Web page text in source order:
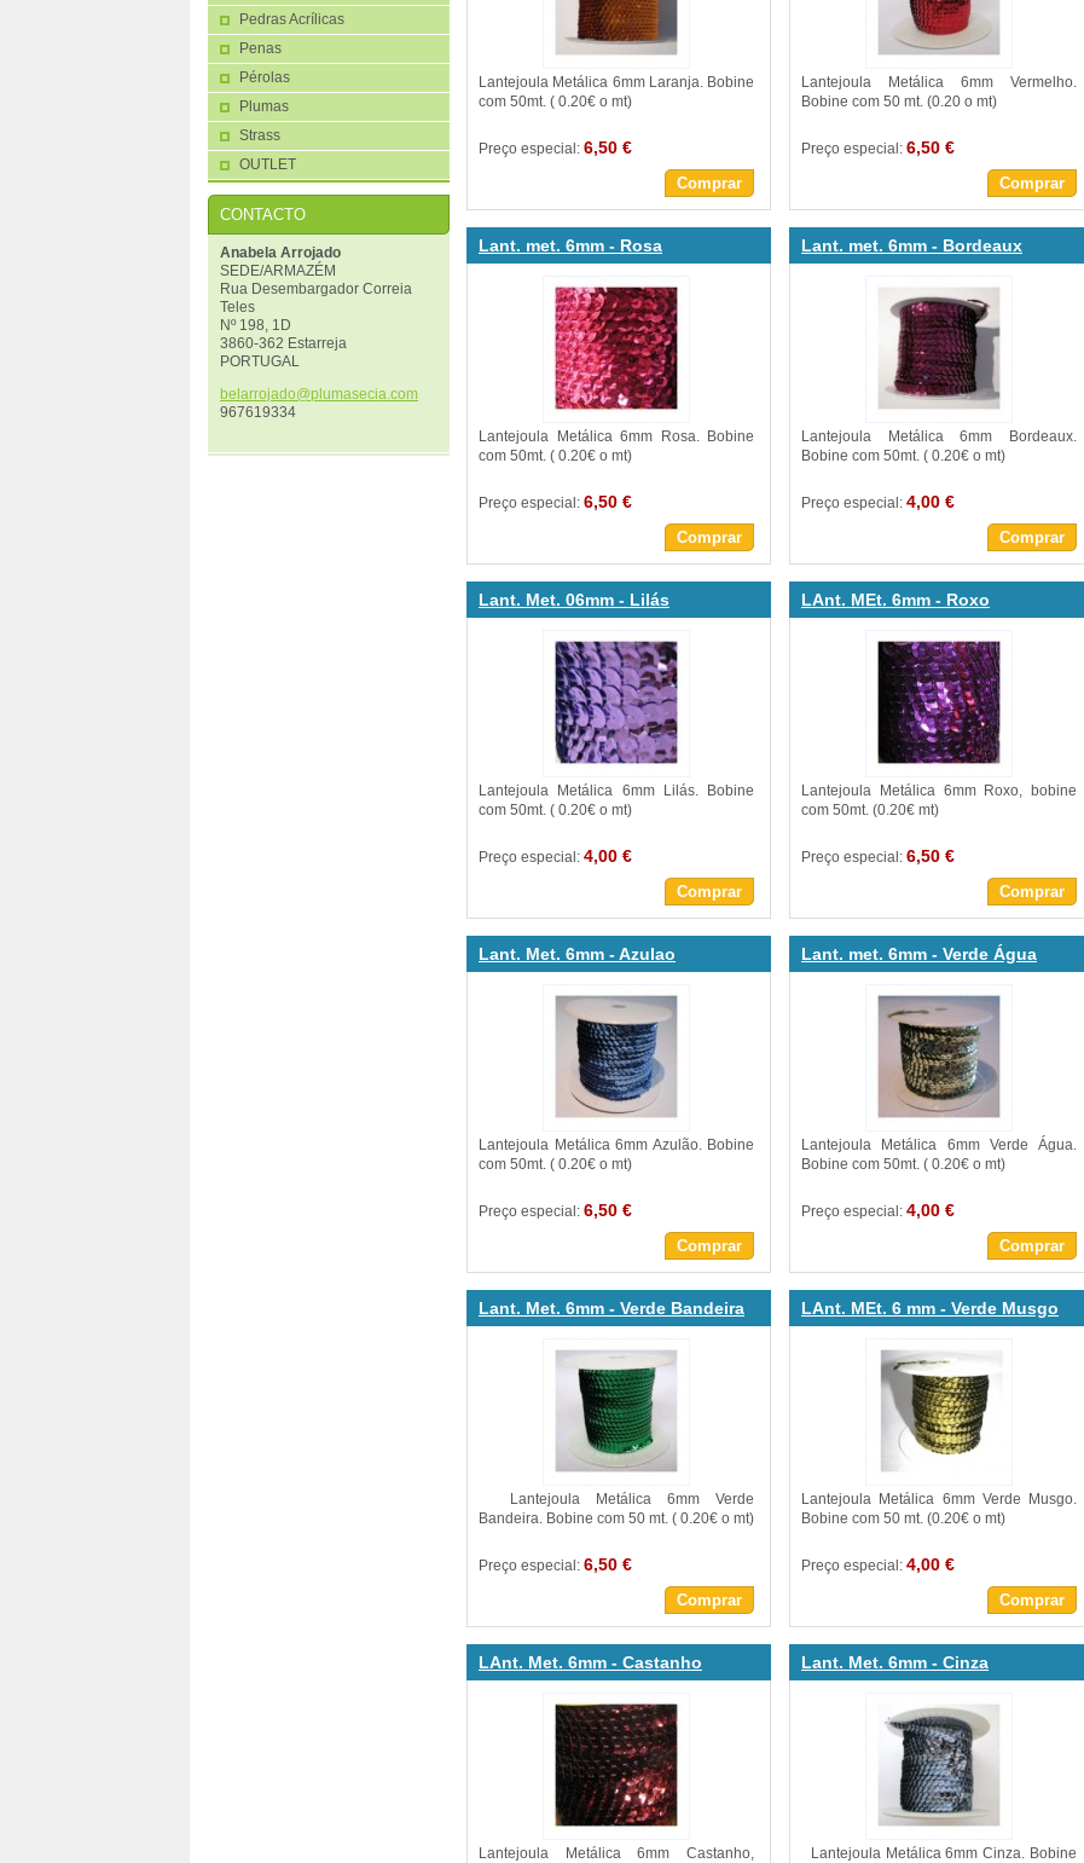
Lantejoula Metálica 6mm Laranja. Bobine
com 50mt. ( 0.20€ o mt)
Preço especial: 6,50 €
Comprar
Lantejoula Metálica 6mm Vermelho.
Bobine com 50 mt. (0.20 o mt)
Preço especial: 6,50 €
Comprar
Lant. met. 6mm - Rosa
Lantejoula Metálica 6mm Rosa. Bobine
com 50mt. ( 0.20€ o mt)
Preço especial: 6,50 €
Comprar
Lant. met. 6mm - Bordeaux
Lantejoula Metálica 6mm Bordeaux.
Bobine com 50mt. ( 0.20€ o mt)
Preço especial: 4,00 €
Comprar
Lant. Met. 06mm - Lilás
Lantejoula Metálica 6mm Lilás. Bobine
com 50mt. ( 0.20€ o mt)
Preço especial: 4,00 €
Comprar
LAnt. MEt. 6mm - Roxo
Lantejoula Metálica 6mm Roxo, bobine
com 50mt. (0.20€ mt)
Preço especial: 6,50 €
Comprar
Lant. Met. 6mm - Azulao
Lantejoula Metálica 6mm Azulão. Bobine
com 50mt. ( 0.20€ o mt)
Preço especial: 6,50 €
Comprar
Lant. met. 6mm - Verde Água
Lantejoula Metálica 6mm Verde Água.
Bobine com 50mt. ( 0.20€ o mt)
Preço especial: 4,00 €
Comprar
Lant. Met. 6mm - Verde Bandeira
Lantejoula Metálica 6mm Verde
Bandeira. Bobine com 50 mt. ( 0.20€ o mt)
Preço especial: 6,50 €
Comprar
LAnt. MEt. 6 mm - Verde Musgo
Lantejoula Metálica 6mm Verde Musgo.
Bobine com 50 mt. (0.20€ o mt)
Preço especial: 4,00 €
Comprar
LAnt. Met. 6mm - Castanho
Lantejoula Metálica 6mm Castanho,
Lant. Met. 6mm - Cinza
Lantejoula Metálica 6mm Cinza. Bobine
Pedras Acrílicas
Penas
Pérolas
Plumas
Strass
OUTLET
CONTACTO
Anabela Arrojado
SEDE/ARMAZÉM
Rua Desembargador Correia
Teles
Nº 198, 1D
3860-362 Estarreja
PORTUGAL
belarrojado@plumasecia.com
967619334